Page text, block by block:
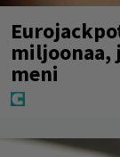
miljoonaa,
meni